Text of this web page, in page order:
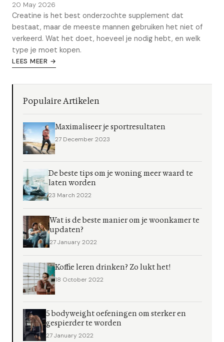
20 May 2026
Creatine is het best onderzochte supplement dat
bestaat, maar de meeste mannen gebruiken het niet of
verkeerd. Wat het doet, hoeveel je nodig hebt, en welk
type je moet kopen.
LEES MEER →
Populaire Artikelen
Maximaliseer je sportresultaten
27 December 2023
De beste tips om je woning meer waard te
laten worden
23 March 2022
Wat is de beste manier om je woonkamer te
updaten?
27 January 2022
Koffie leren drinken? Zo lukt het!
18 October 2022
5 bodyweight oefeningen om sterker en
gespierder te worden
27 January 2022